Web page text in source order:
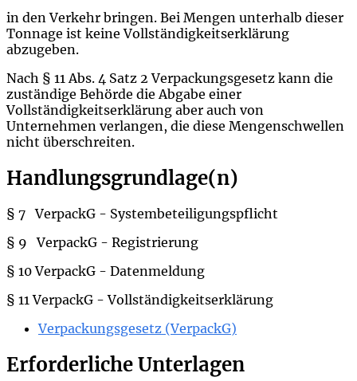
in den Verkehr bringen. Bei Mengen unterhalb dieser
Tonnage ist keine Vollständigkeitserklärung
abzugeben.
Nach § 11 Abs. 4 Satz 2 Verpackungsgesetz kann die
zuständige Behörde die Abgabe einer
Vollständigkeitserklärung aber auch von
Unternehmen verlangen, die diese Mengenschwellen
nicht überschreiten.
Handlungsgrundlage(n)
§ 7 VerpackG - Systembeteiligungspflicht
§ 9 VerpackG - Registrierung
§ 10 VerpackG - Datenmeldung
§ 11 VerpackG - Vollständigkeitserklärung
Verpackungsgesetz (VerpackG)
Erforderliche Unterlagen